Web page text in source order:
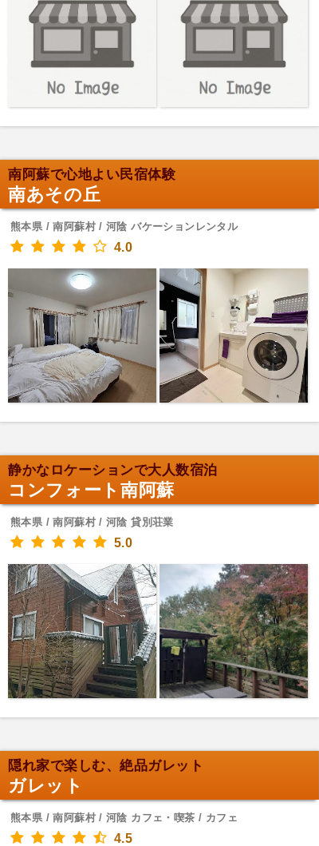
南阿蘇で心地よい民宿体験
南あその丘
熊本県 / 南阿蘇村 / 河陰 バケーションレンタル
4.0
静かなロケーションで大人数宿泊
コンフォート南阿蘇
熊本県 / 南阿蘇村 / 河陰 貸別荘業
5.0
隠れ家で楽しむ、絶品ガレット
ガレット
熊本県 / 南阿蘇村 / 河陰 カフェ・喫茶 / カフェ
4.5